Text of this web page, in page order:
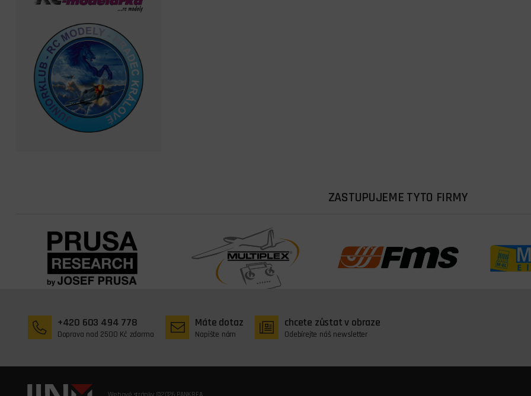
ZASTUPUJEME TYTO FIRMY
+420 603 494 778
Doprava nad 2500 Kč zdarma
Máte dotaz
Napište nám
chcete zůstat v obraze
Odebírejte náš newsletter